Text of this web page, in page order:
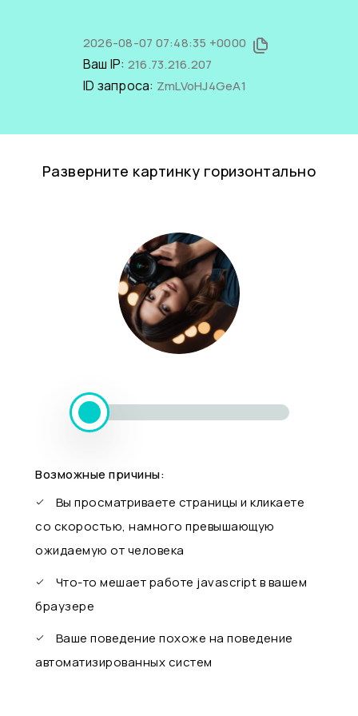
2026-08-07 07:48:35 +0000
Ваш IP: 216.73.216.207
ID запроса: ZmLVoHJ4GeA1
Разверните картинку горизонтально
Возможные причины:
Вы просматриваете страницы и кликаете
со скоростью, намного превышающую
ожидаемую от человека
Что-то мешает работе javascript в вашем
браузере
Ваше поведение похоже на поведение
автоматизированных систем